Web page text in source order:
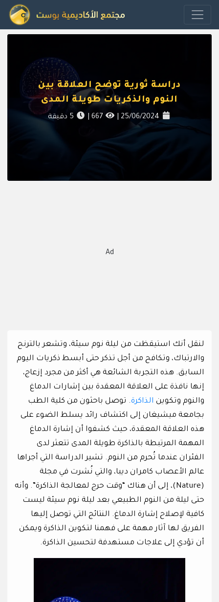
دراسة ثورية توضح العلاقة بين
النوم والذكريات طويلة المدى
25/06/2024
5 دقيقة
Ad
لنقل أنك استيقظت من ليلة نوم سيئة، وتشعر بالترنح
والارتباك، وتكافح من أجل تذكر حتى أبسط ذكريات اليوم
السابق. هذه التجربة الشائعة هي أكثر من مجرد إزعاج،
إنها نافذة على العلاقة المعقدة بين إشارات الدماغ
والنوم وتكوين الذاكرة. توصل باحثون من كلية الطب
بجامعة ميشيغان إلى اكتشاف رائد يسلط الضوء على
هذه العلاقة المعقدة، حيث كشفوا أن إشارة الدماغ
المهمة المرتبطة بالذاكرة طويلة المدى تتعثر لدى
الفئران عندما تُحرم من النوم. تشير الدراسة التي أجراها
عالم الأعصاب كامران ديبا، والتي نُشرت في مجلة
(Nature)، إلى أن هناك “وقت حرج لمعالجة الذاكرة”. وأنه
حتى ليلة من النوم الطبيعي بعد ليلة نوم سيئة ليست
كافية لإصلاح إشارة الدماغ. النتائج التي توصل إليها
الفريق لها آثار مهمة على فهمنا لتكوين الذاكرة ويمكن
أن تؤدي إلى علاجات مستهدفة لتحسين الذاكرة.